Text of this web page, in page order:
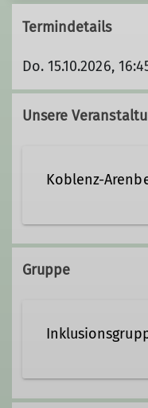
Termindetails
Do. 15.10.2026,
Unsere
Koblenz-
Pfarrer-
Gruppe
Klettern